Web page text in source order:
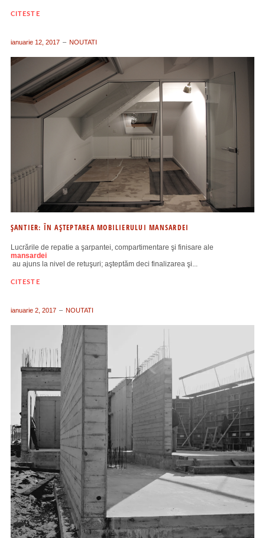
CITESTE
ianuarie 12, 2017 NOUTATI
ŞANTIER: ÎN AŞTEPTAREA MOBILIERULUI MANSARDEI
Lucrările de repatie a şarpantei, compartimentare şi finisare ale
mansardei
au ajuns la nivel de retuşuri; aşteptăm deci finalizarea şi...
CITESTE
ianuarie 2, 2017 NOUTATI